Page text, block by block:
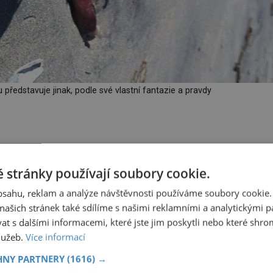
představuje jinak, podle své vlastní fantazie a pravdy
dalších hospodářských zvířat ve dvou portorických
Způsob zabití neodpovídá útokům žádného známého
být za něco takového zodpovědný?
vysokého něco přes metr, s ostrými tesáky a křídly na
a média dají tvorovi brzy jméno, které během chvíle
stránky používají soubory cookie.
reklam a analýze návštěvnosti používáme soubory
stránek také sdílíme s našimi reklamními a analytickými
s dalšími informacemi, které jste jim poskytli nebo které
Více informací
PARTNERY (1616) →